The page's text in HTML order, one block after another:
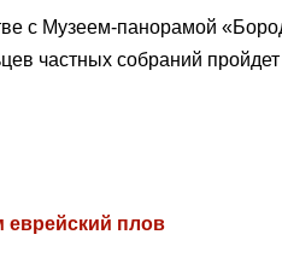
с Музеем-панорамой
частных собраний
еврейский плов